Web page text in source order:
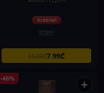
ლუდი
15.30₾7.99₾
-46% +